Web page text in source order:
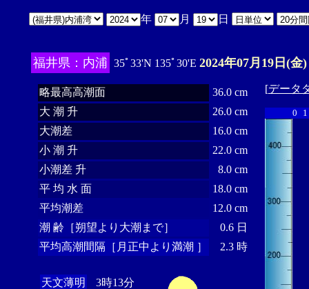
年 月 日
福井県：内浦 35ﾟ33'N 135ﾟ30'E 2024年07月19日(金)
略最高高潮面
36.0 cm
大 潮 升
26.0 cm
大潮差
16.0 cm
小 潮 升
22.0 cm
小潮差 升
8.0 cm
平 均 水 面
18.0 cm
平均潮差
12.0 cm
潮 齢［朔望より大潮まで］
0.6 日
平均高潮間隔［月正中より満潮 ］
2.3 時
天文薄明
3時13分
[データ
0 1